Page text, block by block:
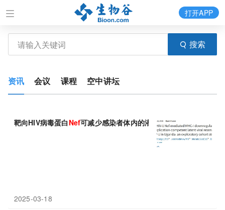
搜索
打开APP
资讯 会议 课程 空中讲坛
靶向HIV病毒蛋白 Nef可减少感染者体内的潜伏病毒库
2025-03-18